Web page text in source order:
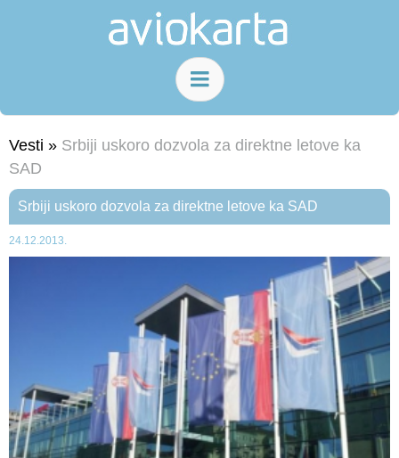
Vesti » Srbiji uskoro dozvola za direktne letove ka
SAD
Srbiji uskoro dozvola za direktne letove ka SAD
24.12.2013.